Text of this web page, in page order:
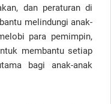
dan peraturan di
melindungi anak-
para pemimpin,
membantu setiap
bagi anak-anak